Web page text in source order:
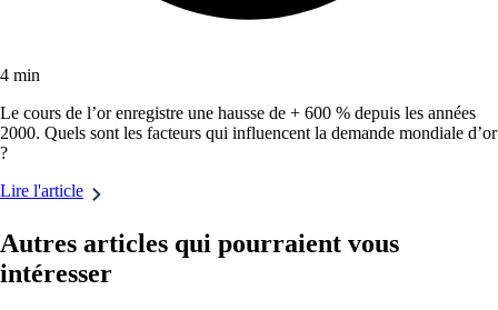
4 min
Le cours de l’or enregistre une hausse de + 600 % depuis les années
2000. Quels sont les facteurs qui influencent la demande mondiale d’or
?
Lire l'article
Autres articles qui pourraient vous
intéresser